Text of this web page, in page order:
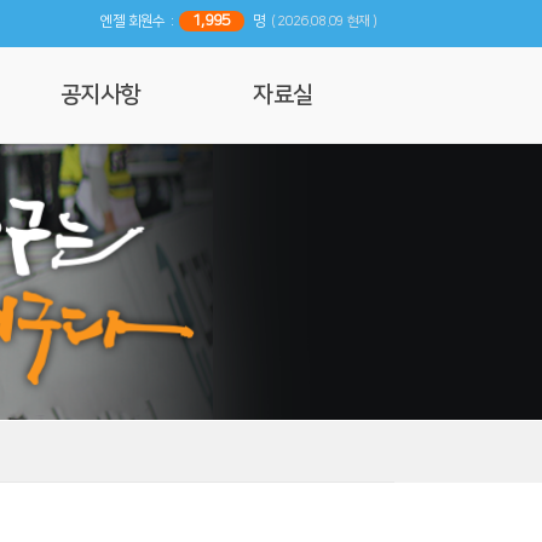
엔젤 회원수 : 1,995 명 ( 2026.08.09 현재 )
공지사항
공지사항
행사일정
자료실